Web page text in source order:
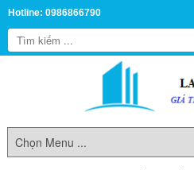
Hotline: 0986866790